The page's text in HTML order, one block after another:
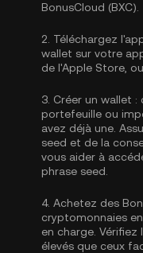
BonusCloud (BXC).
2. Téléchargez
wallet sur votre
de l'Apple Store,
3. Créer un wallet :
portefeuille ou
avez déjà une.
seed et de la
vous aider à
phrase seed.
4. Achetez des
cryptomonnaies
en charge.
élevés que ceux